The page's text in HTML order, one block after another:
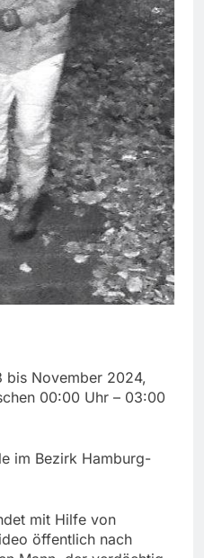
bis November 2024,
00:00 Uhr – 03:00
im Bezirk Hamburg-
mit Hilfe von
öffentlich nach